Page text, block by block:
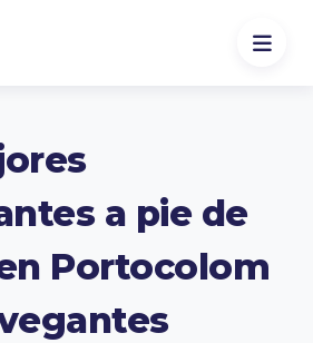
a pie de
Portocolom